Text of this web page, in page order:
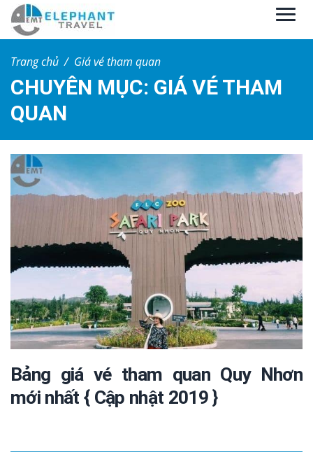
Trang chủ Giá vé tham quan
CHUYÊN MỤC: GIÁ VÉ THAM
QUAN
Bảng giá vé tham quan Quy Nhơn
mới nhất { Cập nhật 2019 }